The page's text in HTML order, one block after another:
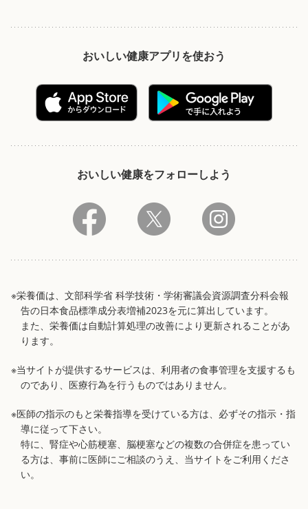
おいしい健康アプリを使おう
おいしい健康をフォローしよう
※栄養価は、文部科学省 科学技術・学術審議会資源調査分科会報
告の日本食品標準成分表増補2023を元に算出しています。
また、栄養価は自動計算処理の改善により更新されることがあ
ります。
※当サイトが提供するサービスは、利用者の食事管理を支援するも
のであり、医療行為を行うものではありません。
※医師の指示のもと栄養指導を受けている方は、必ずその指示・指
導に従って下さい。
特に、腎症や心筋梗塞、脳梗塞などの複数の合併症を患ってい
る方は、事前に医師にご相談のうえ、当サイトをご利用くださ
い。